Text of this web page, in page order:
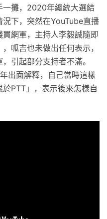
一攤，2020年總統大選結
下，突然在YouTube直播
網軍，主持人李毅誠隨即
呱吉也未做出任何表示，
引起部分支持者不滿。
出面解釋，自己當時這樣
PTT」，表示後來怎樣自